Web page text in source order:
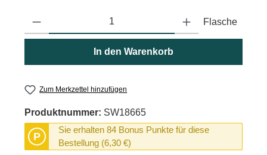
Produkt Anzahl: Gib den gewünschten Wert ein oder benutze
Flasche
In den Warenkorb
Zum Merkzettel hinzufügen
Produktnummer: SW18665
P
Sie erhalten 84 Bonus Punkte für diese
Bestellung (6,30 €)